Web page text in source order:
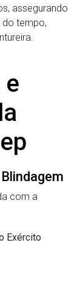
assegurando
do tempo,
com a
Exército